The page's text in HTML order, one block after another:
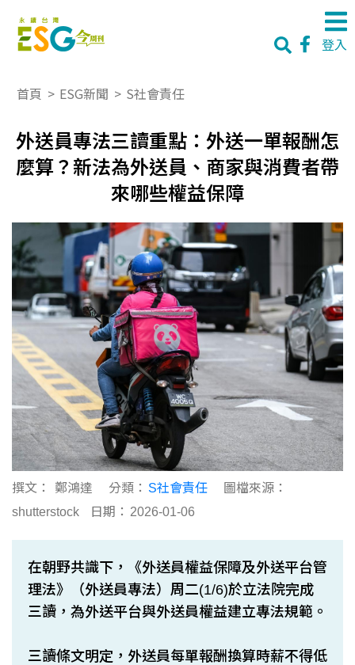
登入
首頁 > ESG新聞 > S社會責任
外送員專法三讀重點：外送一單報酬怎
麼算？新法為外送員、商家與消費者帶
來哪些權益保障
撰文： 鄭鴻達 分類： S社會責任
圖檔來源：
shutterstock
日期： 2026-01-06
在朝野共識下，《外送員權益保障及外送平台管
理法》（外送員專法）周二(1/6)於立法院完成
三讀，為外送平台與外送員權益建立專法規範。
三讀條文明定，外送員每單報酬換算時薪不得低